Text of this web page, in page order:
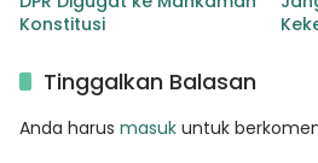
Konstitusi
Tinggalkan Balasan
Anda harus masuk untuk